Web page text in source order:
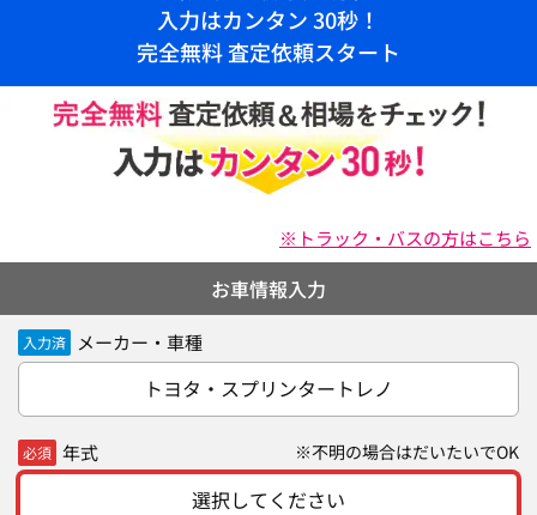
入力はカンタン 30秒！
完全無料 査定依頼スタート
※トラック・バスの方はこちら
お車情報入力
入力済 メーカー・車種
トヨタ・スプリンタートレノ
必須 年式 ※不明の場合はだいたいでOK
選択してください